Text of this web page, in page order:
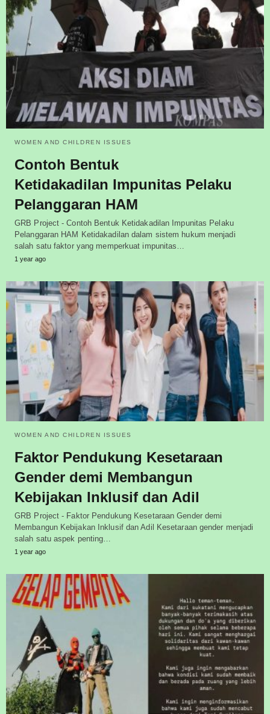
WOMEN AND CHILDREN ISSUES
Contoh Bentuk
Ketidakadilan Impunitas Pelaku
Pelanggaran HAM
GRB Project - Contoh Bentuk Ketidakadilan Impunitas Pelaku
Pelanggaran HAM Ketidakadilan dalam sistem hukum menjadi
salah satu faktor yang memperkuat impunitas…
1 year ago
WOMEN AND CHILDREN ISSUES
Faktor Pendukung Kesetaraan
Gender demi Membangun
Kebijakan Inklusif dan Adil
GRB Project - Faktor Pendukung Kesetaraan Gender demi
Membangun Kebijakan Inklusif dan Adil Kesetaraan gender menjadi
salah satu aspek penting…
1 year ago